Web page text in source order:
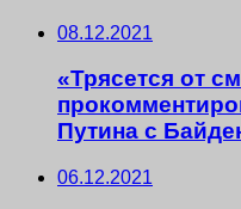
08.12.2021
«Трясется от
Путина с
06.12.2021